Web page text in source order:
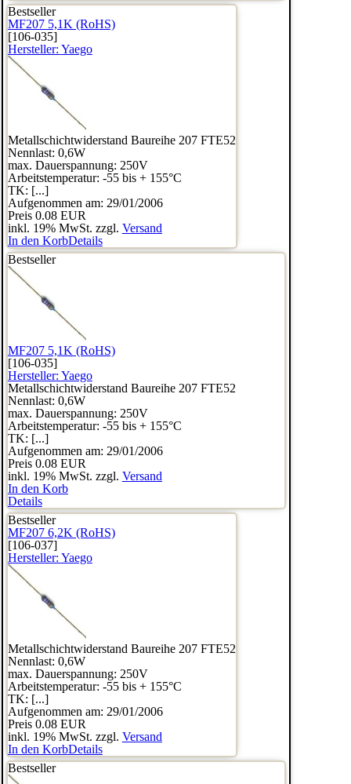
Bestseller
MF207 5,1K (RoHS)
[106-035]
Hersteller: Yaego
Metallschichtwiderstand Baureihe 207 FTE52
Nennlast: 0,6W
max. Dauerspannung: 250V
Arbeitstemperatur: -55 bis + 155°C
TK: [...]
Aufgenommen am: 29/01/2006
Preis 0.08 EUR
inkl. 19% MwSt. zzgl. Versand
In den KorbDetails
Bestseller
MF207 5,1K (RoHS)
[106-035]
Hersteller: Yaego
Metallschichtwiderstand Baureihe 207 FTE52
Nennlast: 0,6W
max. Dauerspannung: 250V
Arbeitstemperatur: -55 bis + 155°C
TK: [...]
Aufgenommen am: 29/01/2006
Preis 0.08 EUR
inkl. 19% MwSt. zzgl. Versand
In den Korb
Details
Bestseller
MF207 6,2K (RoHS)
[106-037]
Hersteller: Yaego
Metallschichtwiderstand Baureihe 207 FTE52
Nennlast: 0,6W
max. Dauerspannung: 250V
Arbeitstemperatur: -55 bis + 155°C
TK: [...]
Aufgenommen am: 29/01/2006
Preis 0.08 EUR
inkl. 19% MwSt. zzgl. Versand
In den KorbDetails
Bestseller